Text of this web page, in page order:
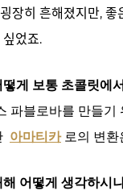
흔해졌지만,
게 보통 초콜릿에
파블로바를 만들
아마티카로의 변환
어떻게 생각하시